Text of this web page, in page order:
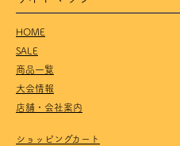
HOME
SALE
商品一覧
大会情報
店舗・会社案内
ショッピングカート